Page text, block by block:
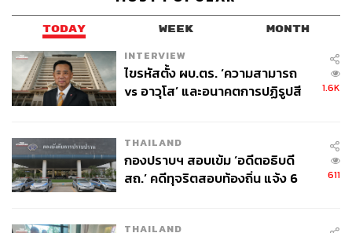
TODAY WEEK MONTH
INTERVIEW
ไขรหัสตั้ง ผบ.ตร. ‘ความสามารถ
vs อาวุโส’ และอนาคตการปฏิรูปสี
1.6K
THAILAND
กองปราบฯ สอบเข้ม ‘อดีตอธิบดี
สถ.’ คดีทุจริตสอบท้องถิ่น แจ้ง 6
611
THAILAND